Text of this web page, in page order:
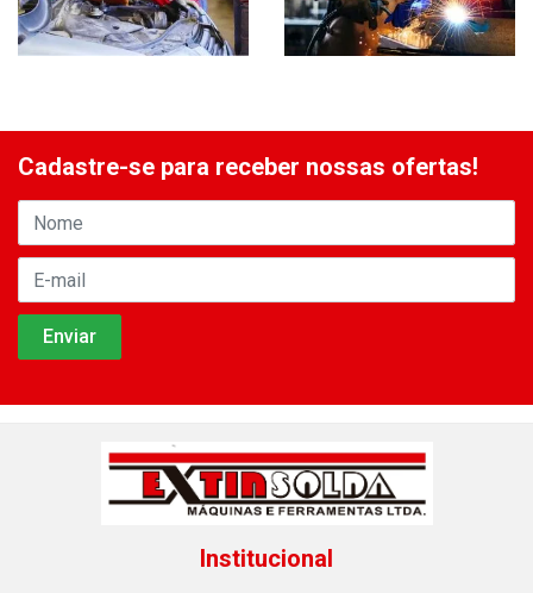
Cadastre-se para receber nossas ofertas!
Institucional